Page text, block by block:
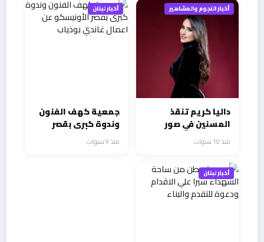
أخبار النجوم والمشاهير
داليا كريم تنقذ
المسنين في صور
منذ 10 سنوات
أخبار لبنان
جمعية كهف الفنون
وندوة كبرى بقصر
الأونيسكو عن اعمال
غاندي بوذياب
منذ 9 سنوات
أخبار لبنان